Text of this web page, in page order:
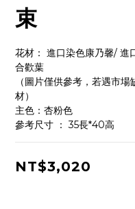
束
花材： 進口染色康乃馨/
合歡葉
（圖片僅供參考，若遇市
材）
主色：杏粉色
參考尺寸 ： 35長*40高
NT$3,020